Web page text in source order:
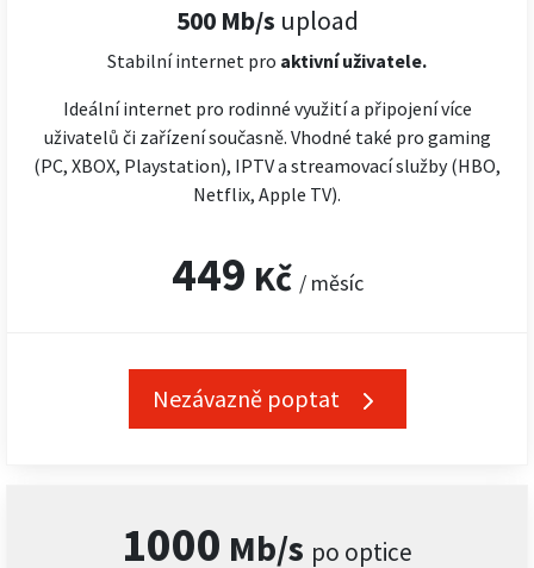
500 Mb/s upload
Stabilní internet pro aktivní uživatele.
Ideální internet pro rodinné využití a připojení více
uživatelů či zařízení současně. Vhodné také pro gaming
(PC, XBOX, Playstation), IPTV a streamovací služby (HBO,
Netflix, Apple TV).
449 Kč / měsíc
Nezávazně poptat
1000 Mb/s po optice